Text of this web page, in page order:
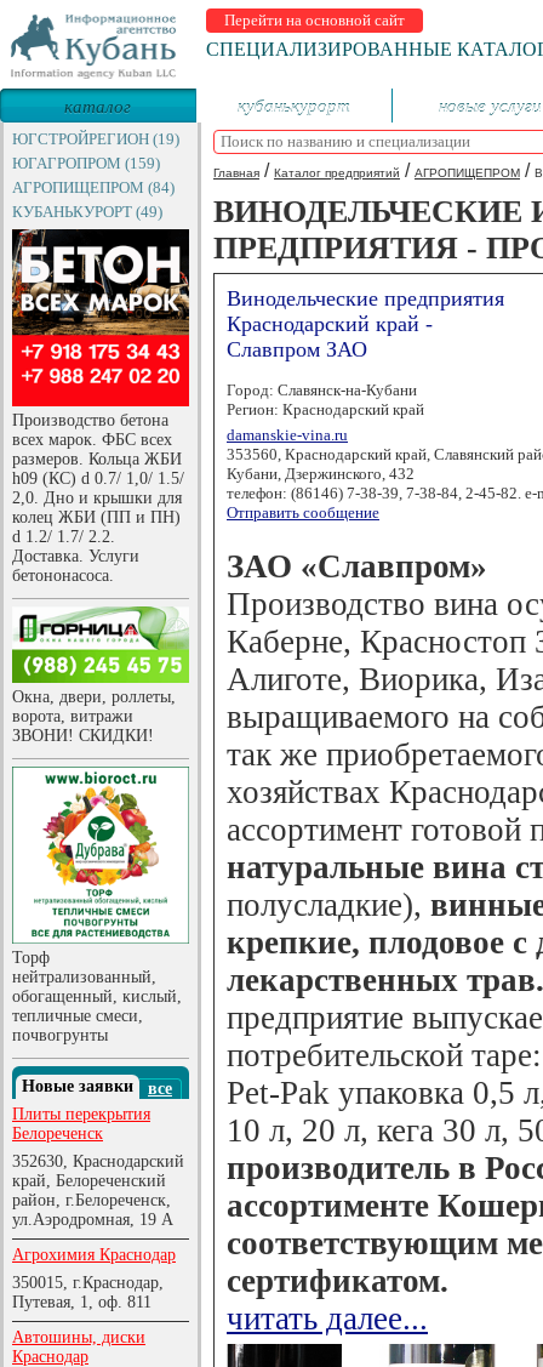
Перейти на основной сайт
СПЕЦИАЛИЗИРОВАННЫЕ
каталог
предприятий
кубанькурорт новые услуги
ЮГСТРОЙРЕГИОН (19)
ЮГАГРОПРОМ (159)
АГРОПИЩЕПРОМ (84)
КУБАНЬКУРОРТ (49)
Производство бетона
всех марок. ФБС всех
размеров. Кольца ЖБИ
h09 (КС) d 0.7/ 1,0/ 1.5/
2,0. Дно и крышки для
колец ЖБИ (ПП и ПН)
d 1.2/ 1.7/ 2.2.
Доставка. Услуги
бетононасоса.
Окна, двери, роллеты,
ворота, витражи
ЗВОНИ! СКИДКИ!
Торф
нейтрализованный,
обогащенный, кислый,
тепличные смеси,
почвогрунты
Новые заявки
все
Плиты перекрытия
Белореченск
352630, Краснодарский
край, Белореченский
район, г.Белореченск,
ул.Аэродромная, 19 А
Агрохимия Краснодар
350015, г.Краснодар,
Путевая, 1, оф. 811
Автошины, диски
Краснодар
Главная / Каталог предприятий / АГРОПИЩЕПРОМ /
ВИНОДЕЛЬЧЕСКИЕ
ПРЕДПРИЯТИЯ -
Винодельческие предприятия
Краснодарский край -
Славпром ЗАО
Город: Славянск-на-Кубани
Регион: Краснодарский край
damanskie-vina.ru
353560, Краснодарский край, Славянский
Кубани, Дзержинского, 432
телефон: (86146) 7-38-39, 7-38-84, 2-45-82.
Отправить сообщение
ЗАО «Славпром»
Производство вина
Каберне,
Алиготе, Виорика,
выращиваемого на
так же
хозяйствах
ассортимент готовой
натуральные вина
полусладкие),
крепкие, плодовое с
лекарственных
предприятие
потребительской
Pet-Pak упаковка 0,5
10 л, 20 л, кега 30 л,
производитель в
ассортименте
соответствующим
сертификатом.
читать далее...